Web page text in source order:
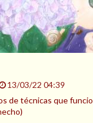
13/03/22 04:39
de técnicas que